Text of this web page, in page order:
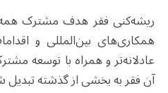
ریشه‌کنی فقر هدف مشترک
همکاری‌های بین‌المللی و
عادلانه‌تر و همراه با توسعه
آن فقر به بخشی از گذشته تبدیل